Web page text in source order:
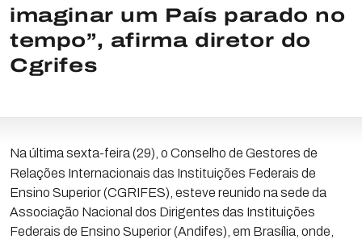
imaginar um País parado no
tempo”, afirma diretor do
Cgrifes
Na última sexta-feira (29), o Conselho de Gestores de
Relações Internacionais das Instituições Federais de
Ensino Superior (CGRIFES), esteve reunido na sede da
Associação Nacional dos Dirigentes das Instituições
Federais de Ensino Superior (Andifes), em Brasília, onde,